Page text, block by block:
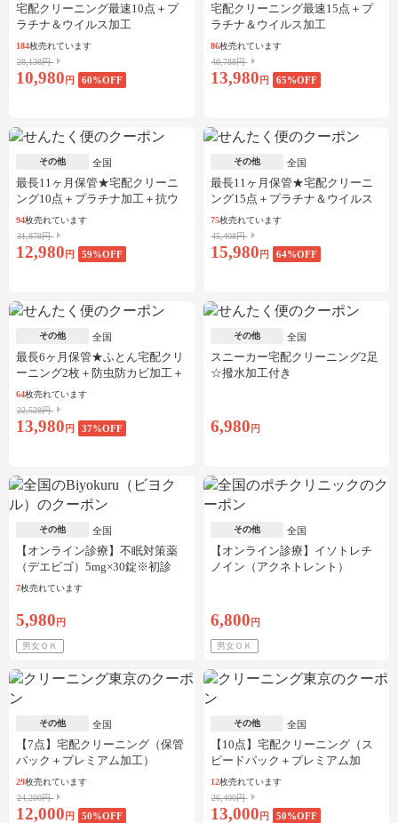
宅配クリーニング最速10点＋プ
ラチナ＆ウイルス加工
184枚売れています
28,138円
10,980 円 60%OFF
宅配クリーニング最速15点＋プ
ラチナ＆ウイルス加工
86枚売れています
40,788円
13,980 円 65%OFF
その他 全国
最長11ヶ月保管★宅配クリーニ
ング10点＋プラチナ加工＋抗ウ
イルス加工
94枚売れています
31,878円
12,980 円 59%OFF
その他 全国
最長11ヶ月保管★宅配クリーニ
ング15点＋プラチナ＆ウイルス
加工
75枚売れています
45,408円
15,980 円 64%OFF
その他 全国
最長6ヶ月保管★ふとん宅配クリ
ーニング2枚＋防虫防カビ加工＋
しみ抜き
64枚売れています
22,528円
13,980 円 37%OFF
その他 全国
スニーカー宅配クリーニング2足
☆撥水加工付き
6,980 円
その他 全国
【オンライン診療】不眠対策薬
（デエビゴ）5mg×30錠※初診
料・送料込
7枚売れています
5,980 円
男女ＯＫ
その他 全国
【オンライン診療】イソトレチ
ノイン（アクネトレント）
6,800 円
男女ＯＫ
その他 全国
【7点】宅配クリーニング（保管
パック＋プレミアム加工）
29枚売れています
24,200円
12,000 円 50%OFF
その他 全国
【10点】宅配クリーニング（ス
ピードパック＋プレミアム加
工）
12枚売れています
26,400円
13,000 円 50%OFF